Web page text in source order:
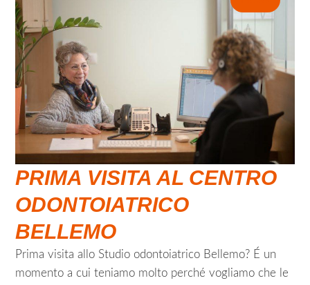
PRIMA VISITA AL CENTRO
ODONTOIATRICO
BELLEMO
Prima visita allo Studio odontoiatrico Bellemo? É un
momento a cui teniamo molto perché vogliamo che le